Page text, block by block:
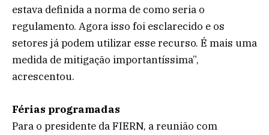
estava definida a norma de como seria o
regulamento. Agora isso foi esclarecido e os
setores já podem utilizar esse recurso. É mais uma
medida de mitigação importantíssima”,
acrescentou.
Férias programadas
Para o presidente da FIERN, a reunião com